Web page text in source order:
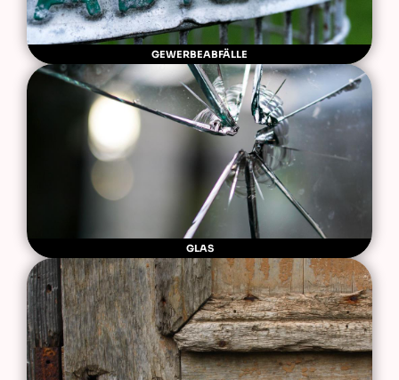
GEWERBEABFÄLLE
GLAS